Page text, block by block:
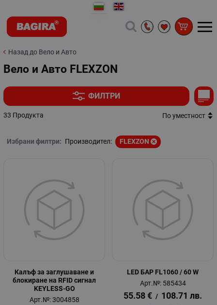
Назад до Вело и Авто
Вело и Авто FLEXZON
ФИЛТРИ
33 Продукта По уместност
Избрани филтри: Производител: FLEXZON
Калъф за заглушаване и
блокиране на RFID сигнал
KEYLESS-GO
Арт.№: 3004858
LED БАР FL1060 / 60 W
Арт.№: 585434
55.58 € / 108.71 лв.